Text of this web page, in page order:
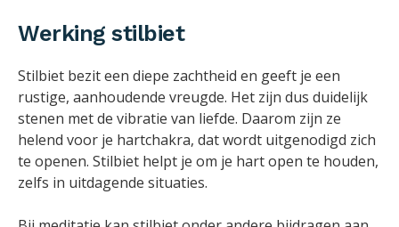
Werking stilbiet
Stilbiet bezit een diepe zachtheid en geeft je een
rustige, aanhoudende vreugde. Het zijn dus duidelijk
stenen met de vibratie van liefde. Daarom zijn ze
helend voor je hartchakra, dat wordt uitgenodigd zich
te openen. Stilbiet helpt je om je hart open te houden,
zelfs in uitdagende situaties.